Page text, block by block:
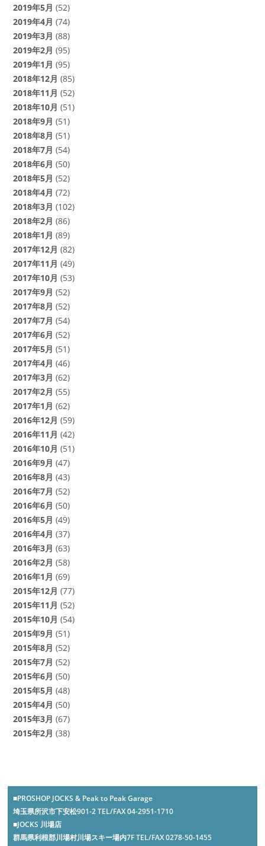
2019年5月 (52)
2019年4月 (74)
2019年3月 (88)
2019年2月 (95)
2019年1月 (95)
2018年12月 (85)
2018年11月 (52)
2018年10月 (51)
2018年9月 (51)
2018年8月 (51)
2018年7月 (54)
2018年6月 (50)
2018年5月 (52)
2018年4月 (72)
2018年3月 (102)
2018年2月 (86)
2018年1月 (89)
2017年12月 (82)
2017年11月 (49)
2017年10月 (53)
2017年9月 (52)
2017年8月 (52)
2017年7月 (54)
2017年6月 (52)
2017年5月 (51)
2017年4月 (46)
2017年3月 (62)
2017年2月 (55)
2017年1月 (62)
2016年12月 (59)
2016年11月 (42)
2016年10月 (51)
2016年9月 (47)
2016年8月 (43)
2016年7月 (52)
2016年6月 (50)
2016年5月 (49)
2016年4月 (37)
2016年3月 (63)
2016年2月 (58)
2016年1月 (69)
2015年12月 (77)
2015年11月 (52)
2015年10月 (54)
2015年9月 (51)
2015年8月 (52)
2015年7月 (52)
2015年6月 (50)
2015年5月 (48)
2015年4月 (50)
2015年3月 (67)
2015年2月 (38)
■PROSHOP JOCKS & Peak to Peak Garage
埼玉県所沢市下安松901-2 TEL/FAX 04-2951-1710
■JOCKS 川場店
群馬県利根郡川場村川場スキー場内7F TEL/FAX 0278-50-1455